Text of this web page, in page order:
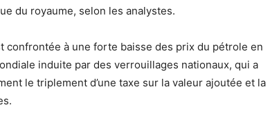
du royaume, selon les analystes.
confrontée à une forte baisse des prix du pétrole en
induite par des verrouillages nationaux, qui a
le triplement d’une taxe sur la valeur ajoutée et la